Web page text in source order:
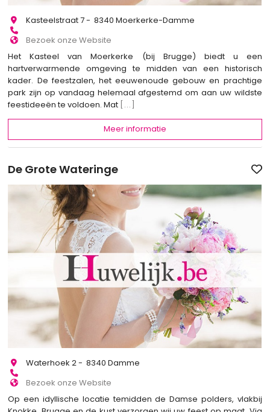
Kasteelstraat 7 - 8340 Moerkerke-Damme
Bezoek onze Website
Het Kasteel van Moerkerke (bij Brugge) biedt u een
hartverwarmende omgeving te midden van een historisch
kader. De feestzalen, het eeuwenoude gebouw en prachtige
park zijn op vandaag helemaal afgestemd om aan uw wildste
feestideeën te voldoen. Mat [...]
Meer informatie
De Grote Wateringe
Waterhoek 2​ - 8340 Damme
Bezoek onze Website
Op een idyllische locatie temidden de Damse polders, vlakbij